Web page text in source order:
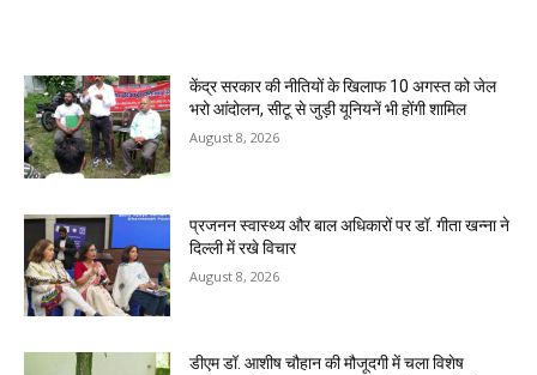
केंद्र सरकार की नीतियों के खिलाफ 10 अगस्त को जेल
भरो आंदोलन, सीटू से जुड़ी यूनियनें भी होंगी शामिल
August 8, 2026
प्रजनन स्वास्थ्य और बाल अधिकारों पर डॉ. गीता खन्ना ने
दिल्ली में रखे विचार
August 8, 2026
डीएम डॉ. आशीष चौहान की मौजूदगी में चला विशेष